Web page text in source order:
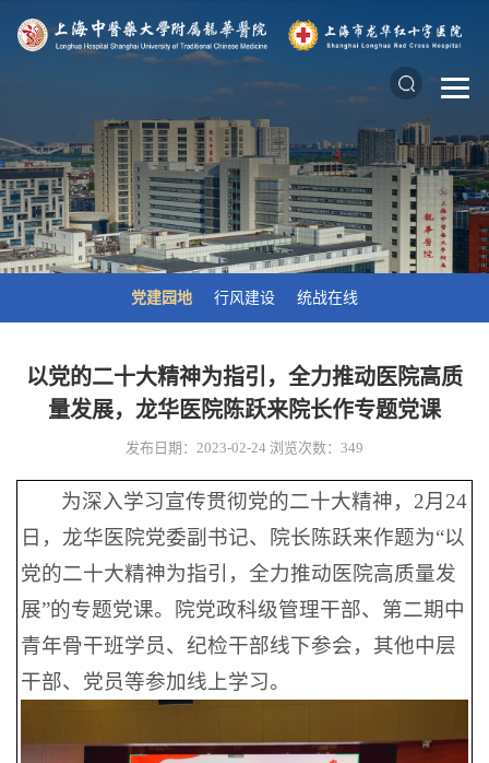
党建园地 行风建设 统战在线
以党的二十大精神为指引，全力推动医院高质
量发展，龙华医院陈跃来院长作专题党课
发布日期：2023-02-24 浏览次数： 349
为深入学习宣传贯彻党的二十大精神，2月24
日，龙华医院党委副书记、院长陈跃来作题为“以
党的二十大精神为指引，全力推动医院高质量发
展”的专题党课。院党政科级管理干部、第二期中
青年骨干班学员、纪检干部线下参会，其他中层
干部、党员等参加线上学习。